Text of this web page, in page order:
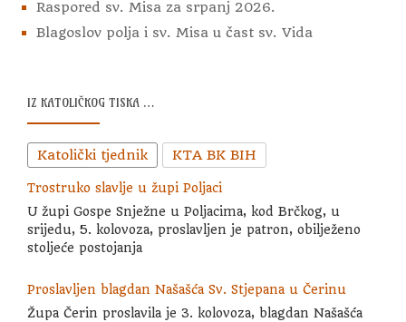
Raspored sv. Misa za srpanj 2026.
Blagoslov polja i sv. Misa u čast sv. Vida
IZ KATOLIČKOG TISKA …
Katolički tjednik KTA BK BIH
Trostruko slavlje u župi Poljaci
U župi Gospe Snježne u Poljacima, kod Brčkog, u
srijedu, 5. kolovoza, proslavljen je patron, obilježeno
stoljeće postojanja
Proslavljen blagdan Našašća Sv. Stjepana u Čerinu
Župa Čerin proslavila je 3. kolovoza, blagdan Našašća